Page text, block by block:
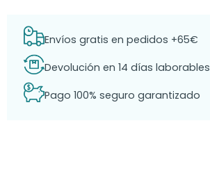
Envíos gratis en pedidos +65€
Devolución en 14 días laborables
Pago 100% seguro garantizado